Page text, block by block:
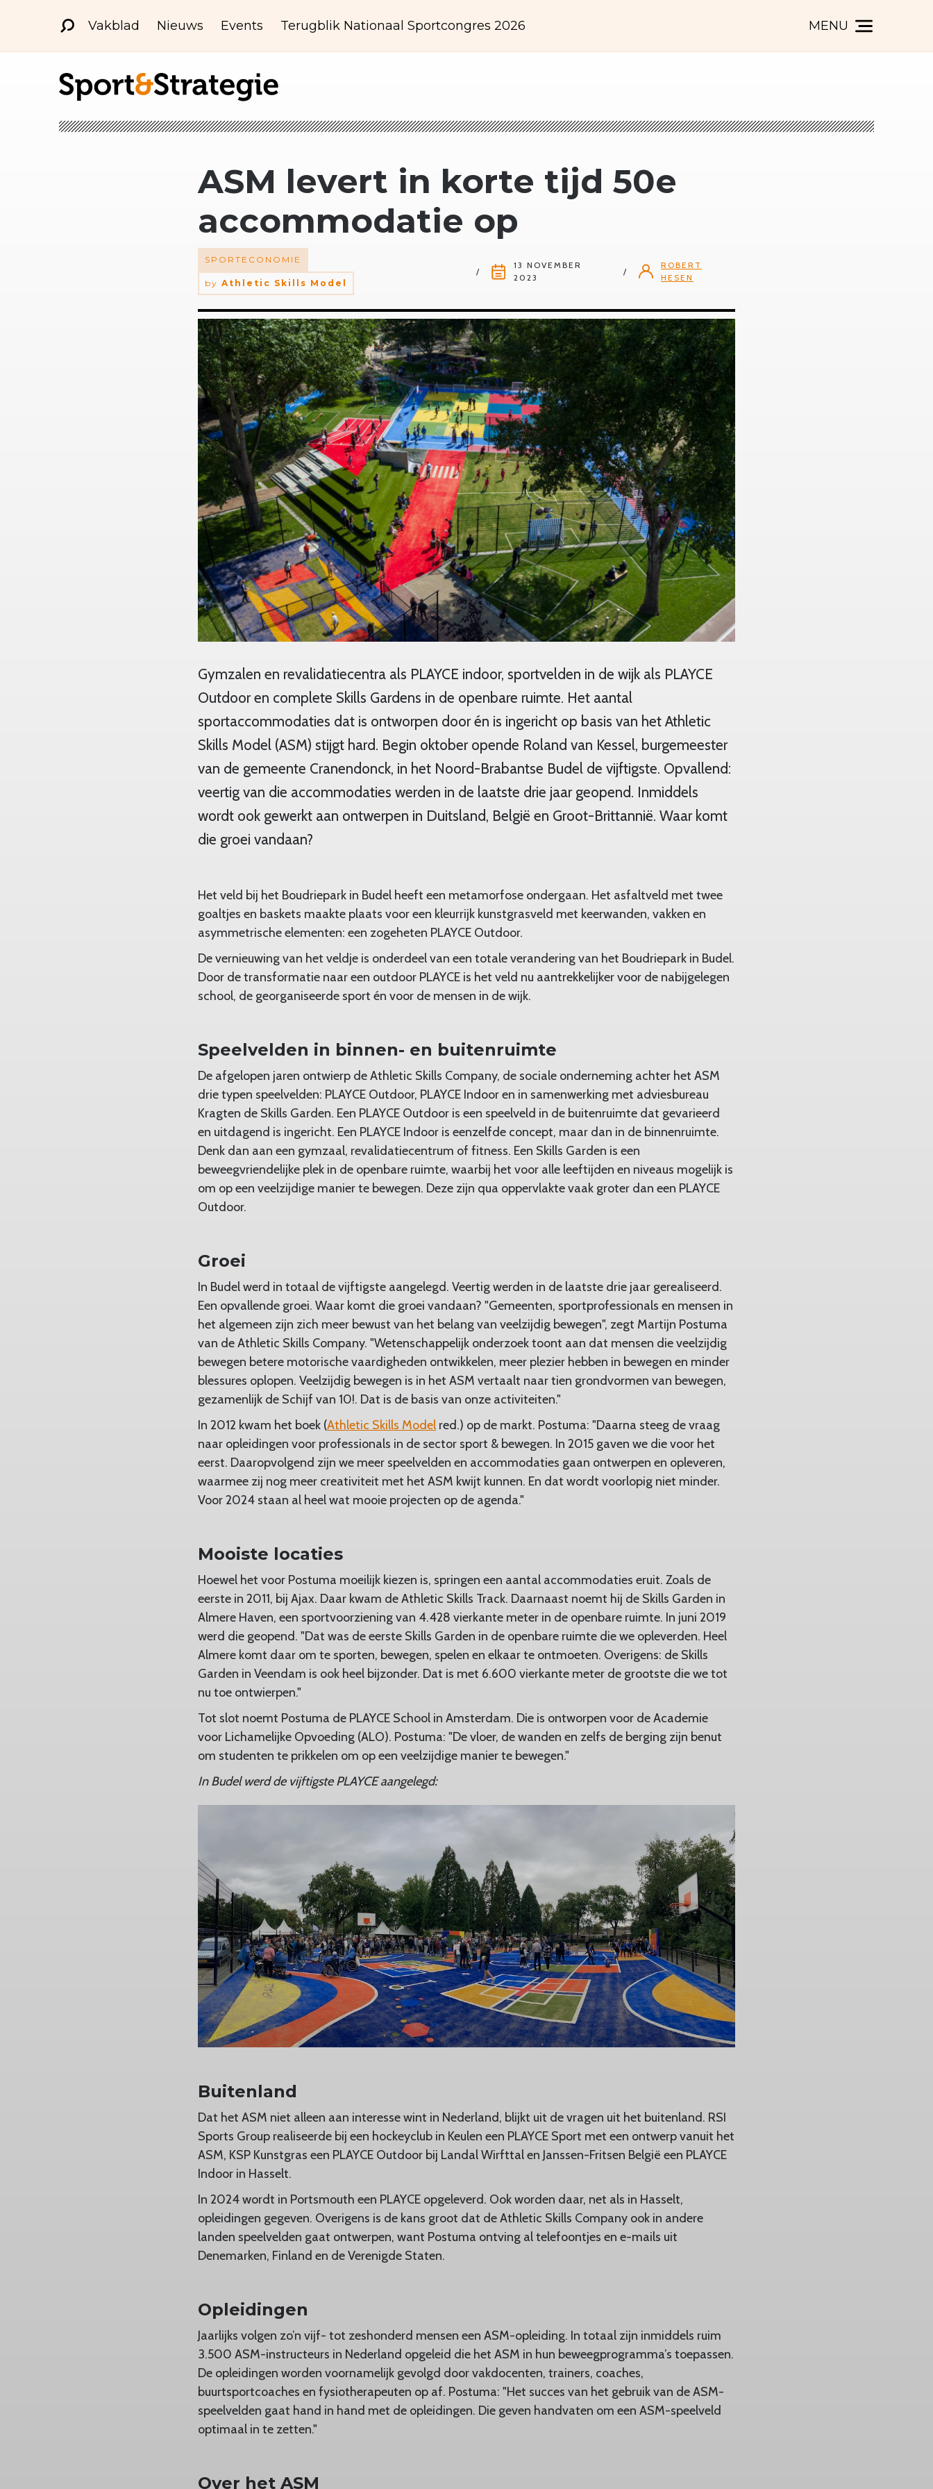
Vakblad Nieuws Events Terugblik Nationaal Sportcongres 2026 MENU
ASM levert in korte tijd 50e
accommodatie op
SPORTECONOMIE
byAthletic Skills Model
13 NOVEMBER
2023
ROBERT
HESEN
Gymzalen en revalidatiecentra als PLAYCE indoor, sportvelden in de wijk als PLAYCE
Outdoor en complete Skills Gardens in de openbare ruimte. Het aantal
sportaccommodaties dat is ontworpen door én is ingericht op basis van het Athletic
Skills Model (ASM) stijgt hard. Begin oktober opende Roland van Kessel, burgemeester
van de gemeente Cranendonck, in het Noord-Brabantse Budel de vijftigste. Opvallend:
veertig van die accommodaties werden in de laatste drie jaar geopend. Inmiddels
wordt ook gewerkt aan ontwerpen in Duitsland, België en Groot-Brittannië. Waar komt
die groei vandaan?
Het veld bij het Boudriepark in Budel heeft een metamorfose ondergaan. Het asfaltveld met twee
goaltjes en baskets maakte plaats voor een kleurrijk kunstgrasveld met keerwanden, vakken en
asymmetrische elementen: een zogeheten PLAYCE Outdoor.
De vernieuwing van het veldje is onderdeel van een totale verandering van het Boudriepark in Budel.
Door de transformatie naar een outdoor PLAYCE is het veld nu aantrekkelijker voor de nabijgelegen
school, de georganiseerde sport én voor de mensen in de wijk.
Speelvelden in binnen- en buitenruimte
De afgelopen jaren ontwierp de Athletic Skills Company, de sociale onderneming achter het ASM
drie typen speelvelden: PLAYCE Outdoor, PLAYCE Indoor en in samenwerking met adviesbureau
Kragten de Skills Garden. Een PLAYCE Outdoor is een speelveld in de buitenruimte dat gevarieerd
en uitdagend is ingericht. Een PLAYCE Indoor is eenzelfde concept, maar dan in de binnenruimte.
Denk dan aan een gymzaal, revalidatiecentrum of fitness. Een Skills Garden is een
beweegvriendelijke plek in de openbare ruimte, waarbij het voor alle leeftijden en niveaus mogelijk is
om op een veelzijdige manier te bewegen. Deze zijn qua oppervlakte vaak groter dan een PLAYCE
Outdoor.
Groei
In Budel werd in totaal de vijftigste aangelegd. Veertig werden in de laatste drie jaar gerealiseerd.
Een opvallende groei. Waar komt die groei vandaan? "Gemeenten, sportprofessionals en mensen in
het algemeen zijn zich meer bewust van het belang van veelzijdig bewegen", zegt Martijn Postuma
van de Athletic Skills Company. "Wetenschappelijk onderzoek toont aan dat mensen die veelzijdig
bewegen betere motorische vaardigheden ontwikkelen, meer plezier hebben in bewegen en minder
blessures oplopen. Veelzijdig bewegen is in het ASM vertaalt naar tien grondvormen van bewegen,
gezamenlijk de Schijf van 10!. Dat is de basis van onze activiteiten."
In 2012 kwam het boek (Athletic Skills Model red.) op de markt. Postuma: "Daarna steeg de vraag
naar opleidingen voor professionals in de sector sport & bewegen. In 2015 gaven we die voor het
eerst. Daaropvolgend zijn we meer speelvelden en accommodaties gaan ontwerpen en opleveren,
waarmee zij nog meer creativiteit met het ASM kwijt kunnen. En dat wordt voorlopig niet minder.
Voor 2024 staan al heel wat mooie projecten op de agenda."
Mooiste locaties
Hoewel het voor Postuma moeilijk kiezen is, springen een aantal accommodaties eruit. Zoals de
eerste in 2011, bij Ajax. Daar kwam de Athletic Skills Track. Daarnaast noemt hij de Skills Garden in
Almere Haven, een sportvoorziening van 4.428 vierkante meter in de openbare ruimte. In juni 2019
werd die geopend. "Dat was de eerste Skills Garden in de openbare ruimte die we opleverden. Heel
Almere komt daar om te sporten, bewegen, spelen en elkaar te ontmoeten. Overigens: de Skills
Garden in Veendam is ook heel bijzonder. Dat is met 6.600 vierkante meter de grootste die we tot
nu toe ontwierpen."
Tot slot noemt Postuma de PLAYCE School in Amsterdam. Die is ontworpen voor de Academie
voor Lichamelijke Opvoeding (ALO). Postuma: "De vloer, de wanden en zelfs de berging zijn benut
om studenten te prikkelen om op een veelzijdige manier te bewegen."
In Budel werd de vijftigste PLAYCE aangelegd:
Buitenland
Dat het ASM niet alleen aan interesse wint in Nederland, blijkt uit de vragen uit het buitenland. RSI
Sports Group realiseerde bij een hockeyclub in Keulen een PLAYCE Sport met een ontwerp vanuit het
ASM, KSP Kunstgras een PLAYCE Outdoor bij Landal Wirfttal en Janssen-Fritsen België een PLAYCE
Indoor in Hasselt.
In 2024 wordt in Portsmouth een PLAYCE opgeleverd. Ook worden daar, net als in Hasselt,
opleidingen gegeven. Overigens is de kans groot dat de Athletic Skills Company ook in andere
landen speelvelden gaat ontwerpen, want Postuma ontving al telefoontjes en e-mails uit
Denemarken, Finland en de Verenigde Staten.
Opleidingen
Jaarlijks volgen zo’n vijf- tot zeshonderd mensen een ASM-opleiding. In totaal zijn inmiddels ruim
3.500 ASM-instructeurs in Nederland opgeleid die het ASM in hun beweegprogramma’s toepassen.
De opleidingen worden voornamelijk gevolgd door vakdocenten, trainers, coaches,
buurtsportcoaches en fysiotherapeuten op af. Postuma: "Het succes van het gebruik van de ASM-
speelvelden gaat hand in hand met de opleidingen. Die geven handvaten om een ASM-speelveld
optimaal in te zetten."
Over het ASM